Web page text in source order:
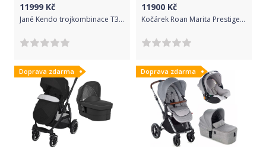
11999 Kč
Jané Kendo trojkombinace T34 Jet Black
11900 Kč
Kočárek Roan Marita Prestige S-150 2018
Doprava zdarma Doprava zdarma